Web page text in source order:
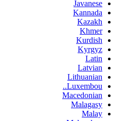
Javanese
Kannada
Kazakh
Khmer
Kurdish
Kyrgyz
Latin
Latvian
Lithuanian
Luxembou..
Macedonian
Malagasy
Malay